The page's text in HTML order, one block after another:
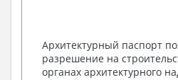
Архитектурный паспорт
разрешение на
органах архитектурного